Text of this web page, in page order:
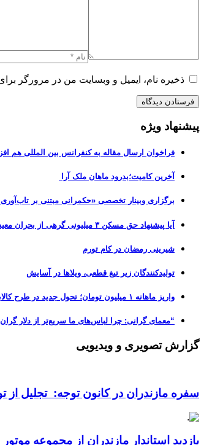
ذخیره نام، ایمیل و وبسایت من در مرورگر
پیشنهاد ویژه
فراخوان ارسال مقاله به کنفرانس بین المللی هم
آخرین کامیت؛بدرود ماهان ملک آرا
برگزاری وبینار تخصصی «حکمرانی مبتنی بر
آیا پیشنهاد حق مسکن ۳ میلیونی گرهی از بحران معیشت باز می‌کند؟
شیرینی رمضان در کام تورم
تولیدکنندگان زیر تیغ قطعی، ویلاها در آسایش
واریز ماهانه ۱ میلیون تومان؛ تحول جدید در طرح کالابرگ الکترونیکی
“معمای گرانی: چرا لباس‌های ما سریع‌تر از دلار
گزارش تصویری و ویدیویی
سفره مازندران در کانون توجه: تجلیل از
بازدید استاندار مازندران از مجموعه